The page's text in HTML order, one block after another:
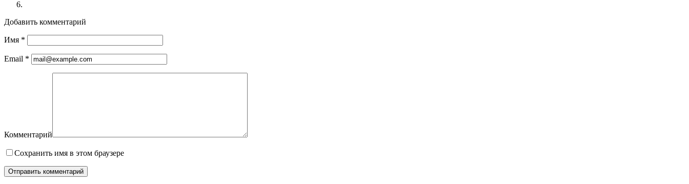
Добавить комментарий
Имя *
Email *
Комментарий
Сохранить имя в этом браузере